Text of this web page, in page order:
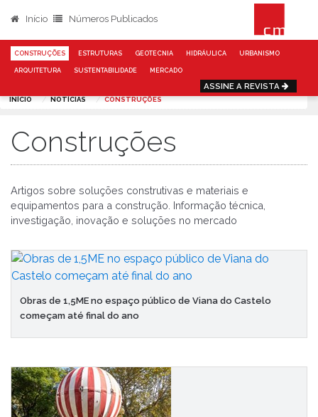
Início Números Publicados
CONSTRUÇÕES ESTRUTURAS GEOTECNIA HIDRÁULICA URBANISMO
ARQUITETURA SUSTENTABILIDADE MERCADO
ASSINE A REVISTA
INÍCIO NOTÍCIAS CONSTRUÇÕES
Construções
Artigos sobre soluções construtivas e materiais e
equipamentos para a construção. Informação técnica,
investigação, inovação e soluções no mercado
Obras de 1,5ME no espaço público de Viana do Castelo
começam até final do ano